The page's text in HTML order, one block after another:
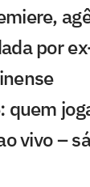
por
quem
vivo –